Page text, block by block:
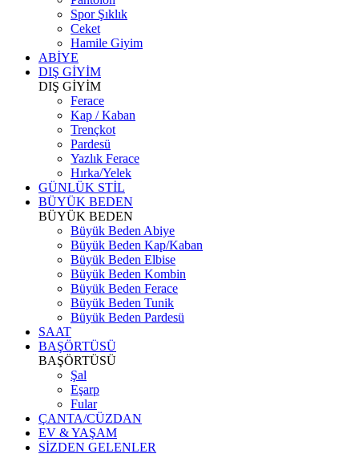
Spor Şıklık
Ceket
Hamile Giyim
ABİYE
DIŞ GİYİM
DIŞ GİYİM
Ferace
Kap / Kaban
Trençkot
Pardesü
Yazlık Ferace
Hırka/Yelek
GÜNLÜK STİL
BÜYÜK BEDEN
BÜYÜK BEDEN
Büyük Beden Abiye
Büyük Beden Kap/Kaban
Büyük Beden Elbise
Büyük Beden Kombin
Büyük Beden Ferace
Büyük Beden Tunik
Büyük Beden Pardesü
SAAT
BAŞÖRTÜSÜ
BAŞÖRTÜSÜ
Şal
Eşarp
Fular
ÇANTA/CÜZDAN
EV & YAŞAM
SİZDEN GELENLER